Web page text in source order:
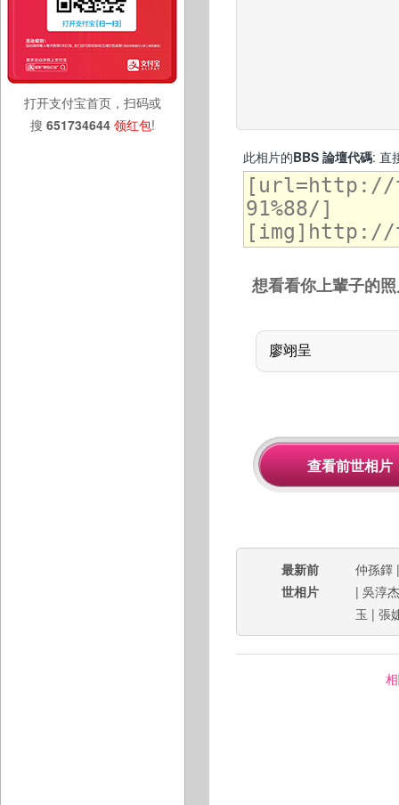
打开支付宝首页，扫码或
搜 651734644 领红包!
此相片的BBS 論壇代碼: 直
想看看你上輩子的
最新前
世相片
仲孫鐸
| 吳淳杰
玉 | 張